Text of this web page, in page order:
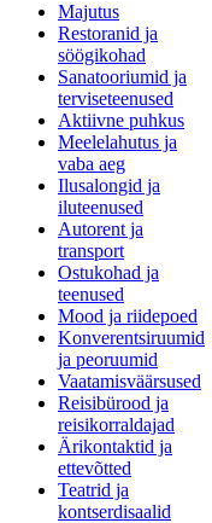
Majutus
Restoranid ja
söögikohad
Sanatooriumid ja
terviseteenused
Aktiivne puhkus
Meelelahutus ja
vaba aeg
Ilusalongid ja
iluteenused
Autorent ja
transport
Ostukohad ja
teenused
Mood ja riidepoed
Konverentsiruumid
ja peoruumid
Vaatamisväärsused
Reisibürood ja
reisikorraldajad
Ärikontaktid ja
ettevõtted
Teatrid ja
kontserdisaalid